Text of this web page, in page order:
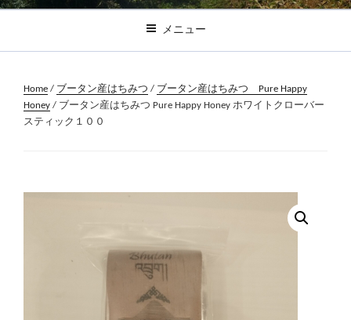
メニュー
Home / ブータン産はちみつ / ブータン産はちみつ Pure Happy
Honey / ブータン産はちみつ Pure Happy Honey ホワイトクローバー
スティック１００